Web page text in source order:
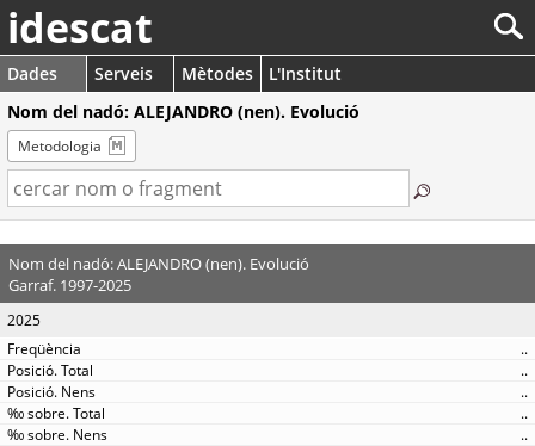
idescat
Dades Serveis Mètodes
L'Institut
Nom del nadó: ALEJANDRO (nen). Evolució
Metodologia
Nom del nadó: ALEJANDRO (nen). Evolució
Garraf. 1997-2025
2025
..
..
..
..
..